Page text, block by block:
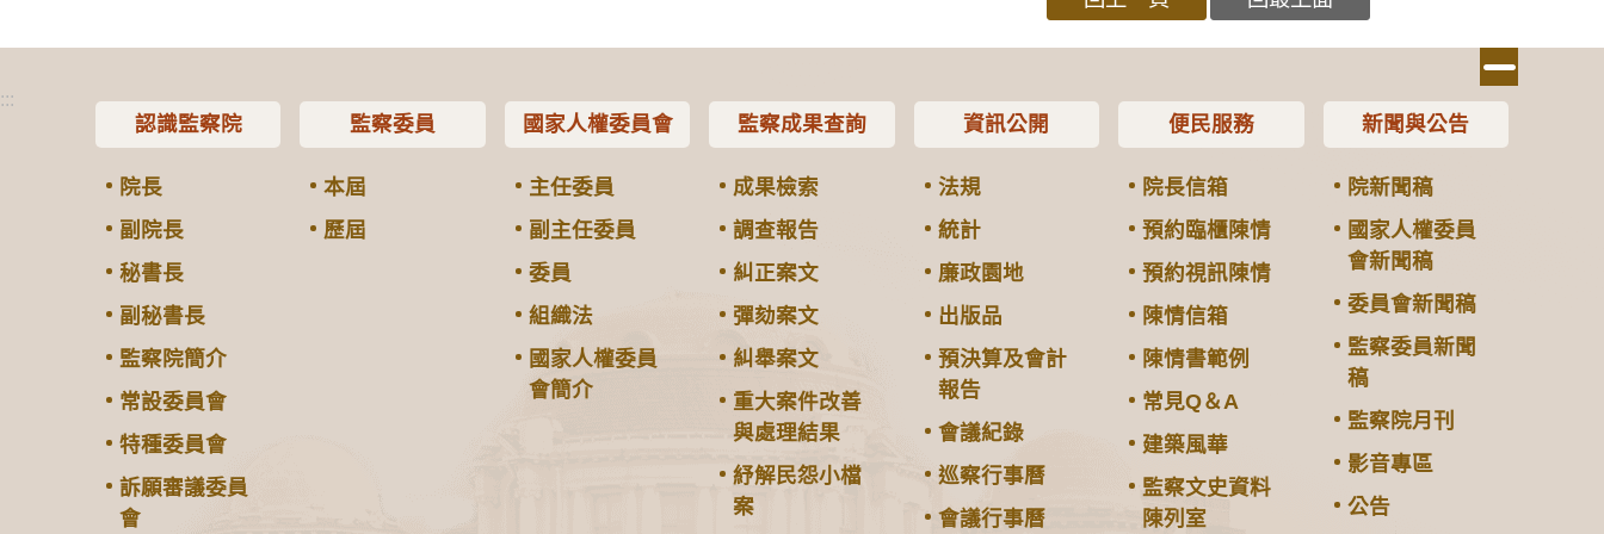
:::
認識監察院
院長
副院長
秘書長
副秘書長
監察院簡介
常設委員會
特種委員會
訴願審議委員
會
監察委員
本屆
歷屆
國家人權委員會
主任委員
副主任委員
委員
組織法
國家人權委員
會簡介
監察成果查詢
成果檢索
調查報告
糾正案文
彈劾案文
糾舉案文
重大案件改善
與處理結果
紓解民怨小檔
案
資訊公開
法規
統計
廉政園地
出版品
預決算及會計
報告
會議紀錄
巡察行事曆
會議行事曆
便民服務
院長信箱
預約臨櫃陳情
預約視訊陳情
陳情信箱
陳情書範例
常見Q＆A
建築風華
監察文史資料
陳列室
新聞與公告
院新聞稿
國家人權委員
會新聞稿
委員會新聞稿
監察委員新聞
稿
監察院月刊
影音專區
公告